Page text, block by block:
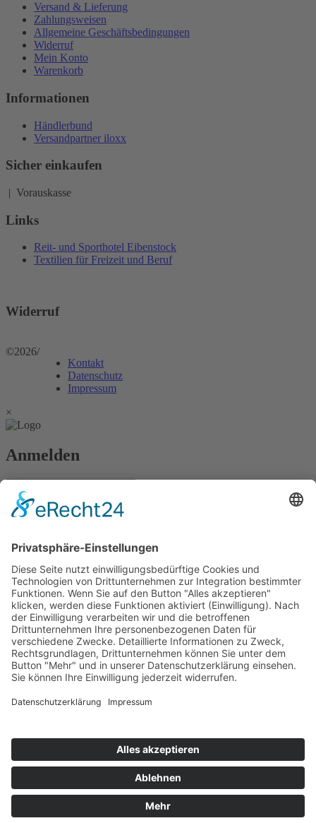
Versand & Lieferung
Zahlungsweisen
Allgemeine Geschäftsbedingungen
Widerruf
Mein Konto
Warenkorb
Informationen
Händlerbund
Versandpartner iloxx
Sicher einkaufen
| Vorauskasse
Links
Reit- und Sporthotel Eibenstock
Textilien für Freizeit und Beruf
Widerruf
©2026/
Kontakt
Datenschutz
Impressum
×
Anmelden
Angemeldet bleiben
Anmelden
Zum Inhalt springen
Vertrag widerrufen
Werkzeugleiste öffnen